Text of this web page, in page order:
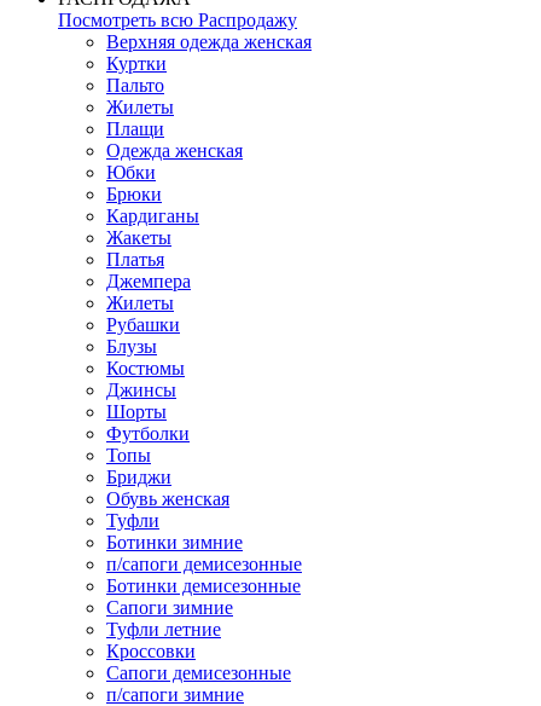
Посмотреть всю Распродажу
Верхняя одежда женская
Куртки
Пальто
Жилеты
Плащи
Одежда женская
Юбки
Брюки
Кардиганы
Жакеты
Платья
Джемпера
Жилеты
Рубашки
Блузы
Костюмы
Джинсы
Шорты
Футболки
Топы
Бриджи
Обувь женская
Туфли
Ботинки зимние
п/сапоги демисезонные
Ботинки демисезонные
Сапоги зимние
Туфли летние
Кроссовки
Сапоги демисезонные
п/сапоги зимние